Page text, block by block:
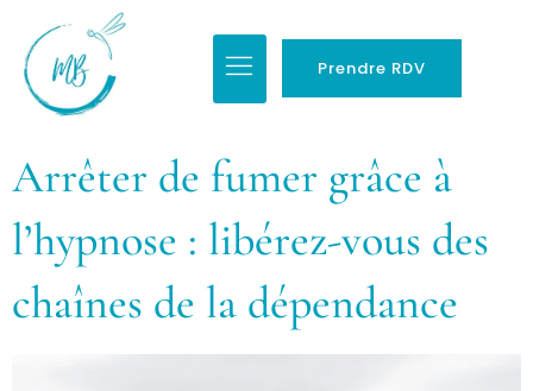
Prendre RDV
Arrêter de fumer grâce à
l’hypnose : libérez-vous des
chaînes de la dépendance